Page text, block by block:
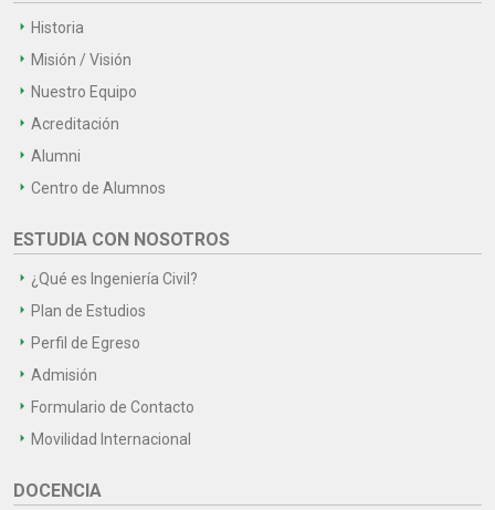
Historia
Misión / Visión
Nuestro Equipo
Acreditación
Alumni
Centro de Alumnos
ESTUDIA CON NOSOTROS
¿Qué es Ingeniería Civil?
Plan de Estudios
Perfil de Egreso
Admisión
Formulario de Contacto
Movilidad Internacional
DOCENCIA